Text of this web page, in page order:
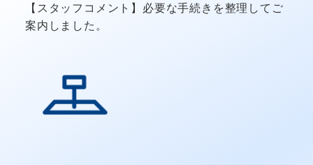
【スタッフコメント】必要な手続きを整理してご
案内しました。